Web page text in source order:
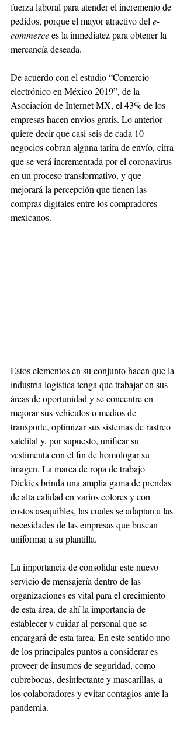
fuerza laboral para atender el incremento de
pedidos, porque el mayor atractivo del e-
commerce es la inmediatez para obtener la
mercancía deseada.
De acuerdo con el estudio “Comercio
electrónico en México 2019”, de la
Asociación de Internet MX, el 43% de los
empresas hacen envios gratis. Lo anterior
quiere decir que casi seis de cada 10
negocios cobran alguna tarifa de envío, cifra
que se verá incrementada por el coronavirus
en un proceso transformativo, y que
mejorará la percepción que tienen las
compras digitales entre los compradores
mexicanos.
Estos elementos en su conjunto hacen que la
industria logística tenga que trabajar en sus
áreas de oportunidad y se concentre en
mejorar sus vehículos o medios de
transporte, optimizar sus sistemas de rastreo
satelital y, por supuesto, unificar su
vestimenta con el fin de homologar su
imagen. La marca de ropa de trabajo
Dickies brinda una amplia gama de prendas
de alta calidad en varios colores y con
costos asequibles, las cuales se adaptan a las
necesidades de las empresas que buscan
uniformar a su plantilla.
La importancia de consolidar este nuevo
servicio de mensajería dentro de las
organizaciones es vital para el crecimiento
de esta área, de ahí la importancia de
establecer y cuidar al personal que se
encargará de esta tarea. En este sentido uno
de los principales puntos a considerar es
proveer de insumos de seguridad, como
cubrebocas, desinfectante y mascarillas, a
los colaboradores y evitar contagios ante la
pandemia.